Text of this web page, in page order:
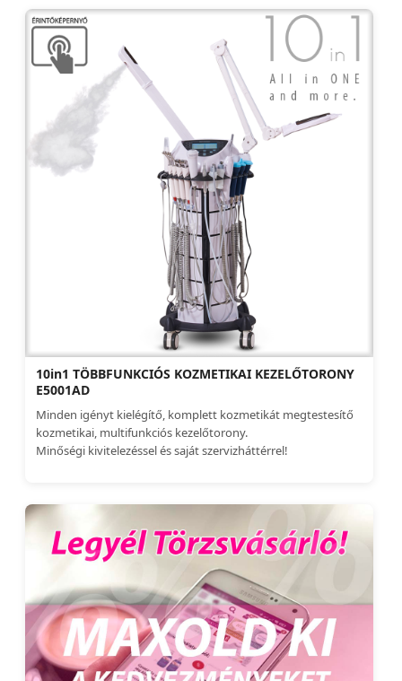
10in1 TÖBBFUNKCIÓS KOZMETIKAI KEZELŐTORONY
E5001AD
Minden igényt kielégítő, komplett kozmetikát megtestesítő
kozmetikai, multifunkciós kezelőtorony.
Minőségi kivitelezéssel és saját szervizháttérrel!